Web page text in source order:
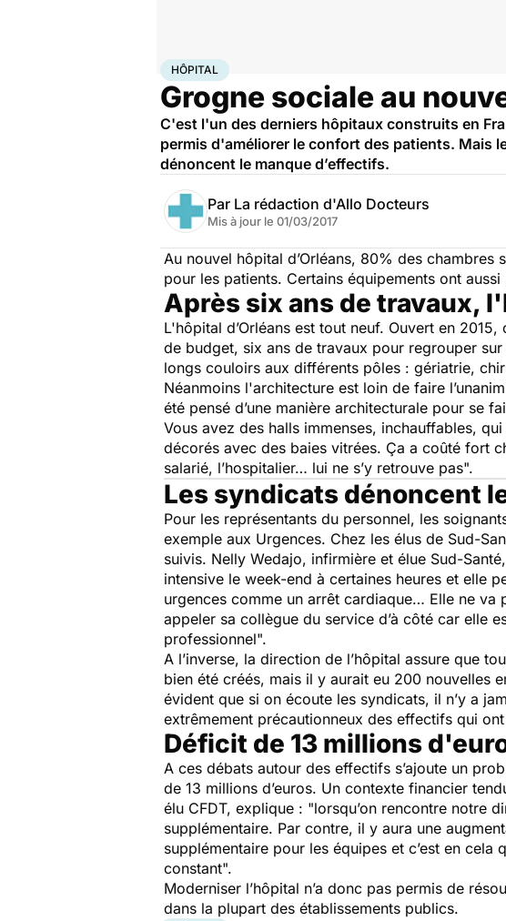
AccueilSantéSociété
HÔPITAL
Grogne sociale au
C'est l'un des derniers hôpitaux construits en
permis d'améliorer le confort des patients. Mais
dénoncent le manque d’effectifs.
Par La rédaction d'Allo Docteurs
Mis à jour le 01/03/2017
Au nouvel hôpital d’Orléans, 80% des
pour les patients. Certains équipements ont
Après six ans de travaux,
L'hôpital d’Orléans est tout neuf. Ouvert en
de budget, six ans de travaux pour regrouper
longs couloirs aux différents pôles : gériatrie,
Néanmoins l'architecture est loin de faire
été pensé d’une manière architecturale pour se
Vous avez des halls immenses, inchauffables,
décorés avec des baies vitrées. Ça a coûté fort
salarié, l’hospitalier… lui ne s’y retrouve pas".
Les syndicats dénoncent
Pour les représentants du personnel, les
exemple aux Urgences. Chez les élus de Sud-
suivis. Nelly Wedajo, infirmière et élue Sud-
intensive le week-end à certaines heures et elle
urgences comme un arrêt cardiaque… Elle ne va
appeler sa collègue du service d’à côté car elle
professionnel".
A l’inverse, la direction de l’hôpital assure que
bien été créés, mais il y aurait eu 200 nouvelles
évident que si on écoute les syndicats, il n’y a
extrêmement précautionneux des effectifs qui
Déficit de 13 millions
A ces débats autour des effectifs s’ajoute un
de 13 millions d’euros. Un contexte financier
élu CFDT, explique : "lorsqu’on rencontre notre
supplémentaire. Par contre, il y aura une
supplémentaire pour les équipes et c’est en
constant".
Moderniser l’hôpital n’a donc pas permis de
dans la plupart des établissements publics.